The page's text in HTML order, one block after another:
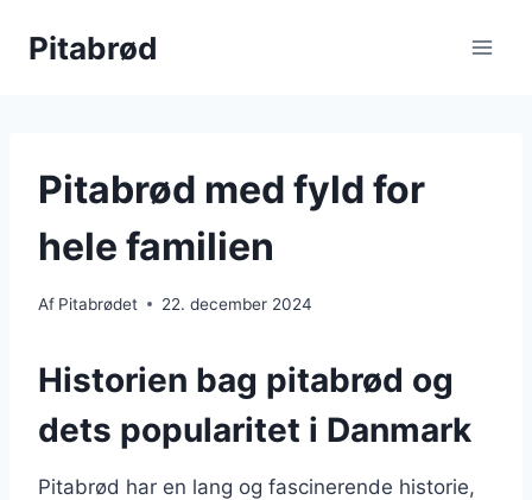
Pitabrød
Pitabrød med fyld for
hele familien
Af Pitabrødet 22. december 2024
Historien bag pitabrød og
dets popularitet i Danmark
Pitabrød har en lang og fascinerende historie,